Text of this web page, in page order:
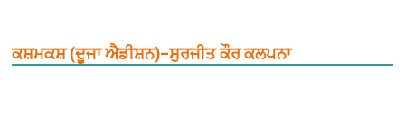
ਕਸ਼ਮਕਸ਼ (ਦੂਜਾ ਐਡੀਸ਼ਨ)–ਸੁਰਜੀਤ ਕੌਰ ਕਲਪਨਾ